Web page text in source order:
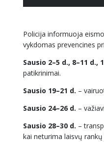
Policija informuoja
vykdomas prevencines
Sausio 2–5 d., 8–11 d.,
patikrinimai.
Sausio 19–21 d. –
Sausio 24–26 d. –
Sausio 28–30 d. –
kai neturima laisvų